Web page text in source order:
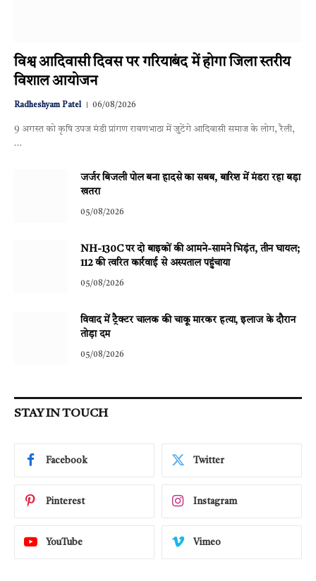
विश्व आदिवासी दिवस पर गरियाबंद में होगा जिला स्तरीय
विशाल आयोजन
Radheshyam Patel 06/08/2026
9 अगस्त को कृषि उपज मंडी प्रांगण रावणभाठा में जुटेंगे आदिवासी समाज के लोग, रैली,
…
जर्जर बिजली पोल बना हादसे का सबब, बारिश में मंडरा रहा बड़ा
खतरा
05/08/2026
NH-130C पर दो बाइकों की आमने-सामने भिड़ंत, तीन घायल;
112 की त्वरित कार्रवाई से अस्पताल पहुंचाया
05/08/2026
विवाद में ट्रैक्टर चालक की चाकू मारकर हत्या, इलाज के दौरान
तोड़ा दम
05/08/2026
STAY IN TOUCH
Facebook Twitter
Pinterest Instagram
YouTube Vimeo